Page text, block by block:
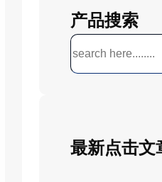
产品搜索
搜
索
最新点击文